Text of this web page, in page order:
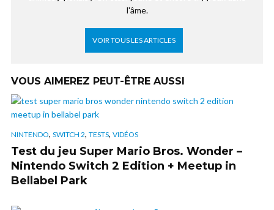
l'âme.
VOIR TOUS LES ARTICLES
VOUS AIMEREZ PEUT-ÊTRE AUSSI
NINTENDO, SWITCH 2, TESTS, VIDÉOS
Test du jeu Super Mario Bros. Wonder –
Nintendo Switch 2 Edition + Meetup in
Bellabel Park